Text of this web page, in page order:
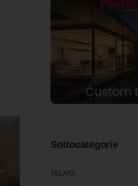
Sottocategorie
TELAIO